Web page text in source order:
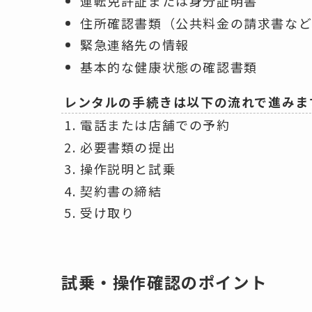
住所確認書類（公共料金の請求書など
緊急連絡先の情報
基本的な健康状態の確認書類
レンタルの手続きは以下の流れで進みま
電話または店舗での予約
必要書類の提出
操作説明と試乗
契約書の締結
受け取り
試乗・操作確認のポイント